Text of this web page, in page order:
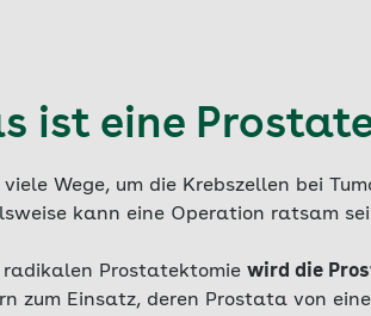
ist eine
viele Wege, um die Krebszellen bei
kann eine Operation ratsam
radikalen Prostatektomie wird die
zum Einsatz, deren Prostata von